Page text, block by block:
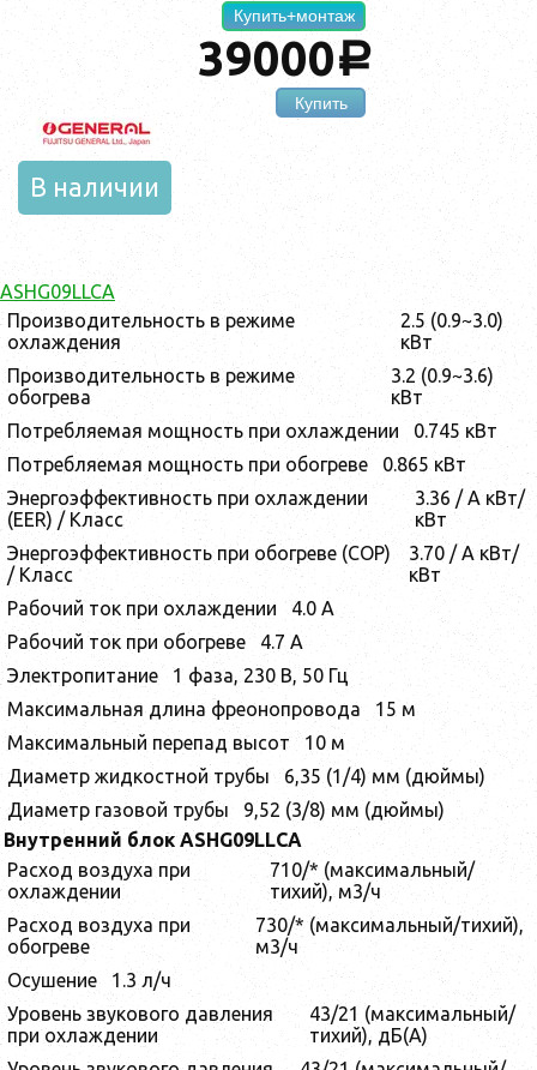
Купить+монтаж
39000a
Купить
В наличии
ASHG09LLCA
Производительность в режиме
охлаждения
2.5 (0.9~3.0)
кВт
Производительность в режиме
обогрева
3.2 (0.9~3.6)
кВт
Потребляемая мощность при охлаждении
0.745 кВт
Потребляемая мощность при обогреве
0.865 кВт
Энергоэффективность при охлаждении
(EER) / Класс
3.36 / A кВт/
кВт
Энергоэффективность при обогреве (COP)
/ Класс
3.70 / A кВт/
кВт
Рабочий ток при охлаждении
4.0 А
Рабочий ток при обогреве
4.7 А
Электропитание
1 фаза, 230 В, 50 Гц
Максимальная длина фреонопровода
15 м
Максимальный перепад высот
10 м
Диаметр жидкостной трубы
6,35 (1/4) мм (дюймы)
Диаметр газовой трубы
9,52 (3/8) мм (дюймы)
Внутренний блок ASHG09LLCA
Расход воздуха при
охлаждении
710/* (максимальный/
тихий), м3/ч
Расход воздуха при
обогреве
730/* (максимальный/тихий),
м3/ч
Осушение
1.3 л/ч
Уровень звукового давления
при охлаждении
43/21 (максимальный/
тихий), дБ(А)